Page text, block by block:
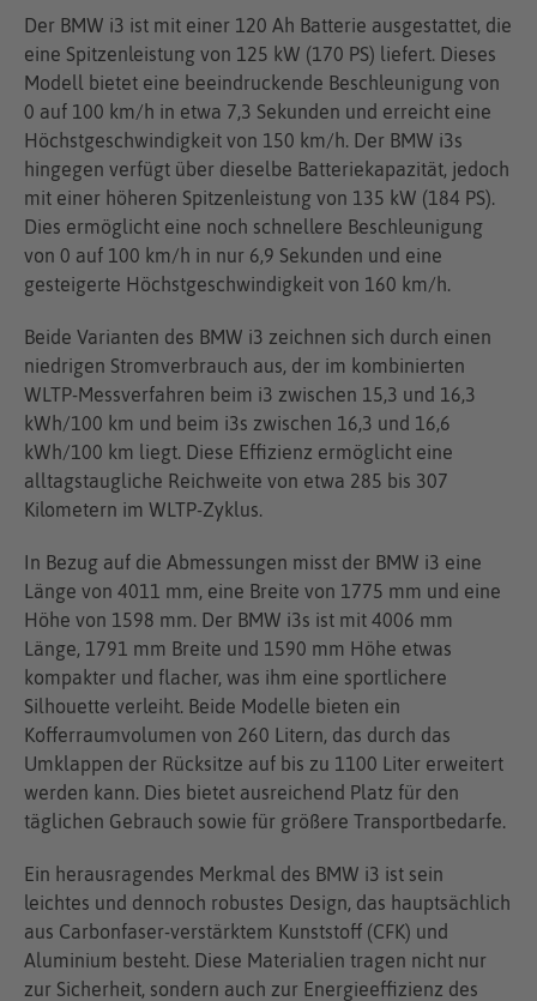
Der BMW i3 ist mit einer 120 Ah Batterie ausgestattet, die
eine Spitzenleistung von 125 kW (170 PS) liefert. Dieses
Modell bietet eine beeindruckende Beschleunigung von
0 auf 100 km/h in etwa 7,3 Sekunden und erreicht eine
Höchstgeschwindigkeit von 150 km/h. Der BMW i3s
hingegen verfügt über dieselbe Batteriekapazität, jedoch
mit einer höheren Spitzenleistung von 135 kW (184 PS).
Dies ermöglicht eine noch schnellere Beschleunigung
von 0 auf 100 km/h in nur 6,9 Sekunden und eine
gesteigerte Höchstgeschwindigkeit von 160 km/h.
Beide Varianten des BMW i3 zeichnen sich durch einen
niedrigen Stromverbrauch aus, der im kombinierten
WLTP-Messverfahren beim i3 zwischen 15,3 und 16,3
kWh/100 km und beim i3s zwischen 16,3 und 16,6
kWh/100 km liegt. Diese Effizienz ermöglicht eine
alltagstaugliche Reichweite von etwa 285 bis 307
Kilometern im WLTP-Zyklus.
In Bezug auf die Abmessungen misst der BMW i3 eine
Länge von 4011 mm, eine Breite von 1775 mm und eine
Höhe von 1598 mm. Der BMW i3s ist mit 4006 mm
Länge, 1791 mm Breite und 1590 mm Höhe etwas
kompakter und flacher, was ihm eine sportlichere
Silhouette verleiht. Beide Modelle bieten ein
Kofferraumvolumen von 260 Litern, das durch das
Umklappen der Rücksitze auf bis zu 1100 Liter erweitert
werden kann. Dies bietet ausreichend Platz für den
täglichen Gebrauch sowie für größere Transportbedarfe.
Ein herausragendes Merkmal des BMW i3 ist sein
leichtes und dennoch robustes Design, das hauptsächlich
aus Carbonfaser-verstärktem Kunststoff (CFK) und
Aluminium besteht. Diese Materialien tragen nicht nur
zur Sicherheit, sondern auch zur Energieeffizienz des